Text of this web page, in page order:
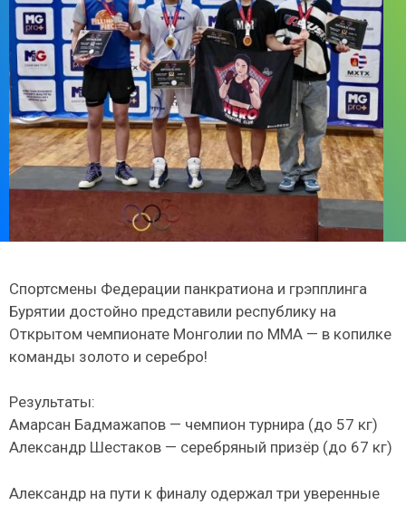
Спортсмены Федерации панкратиона и грэпплинга
Бурятии достойно представили республику на
Открытом чемпионате Монголии по ММА — в копилке
команды золото и серебро!
Результаты:
Амарсан Бадмажапов — чемпион турнира (до 57 кг)
Александр Шестаков — серебряный призёр (до 67 кг)
Александр на пути к финалу одержал три уверенные